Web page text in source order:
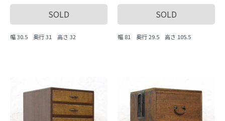
SOLD
幅 30.5 奥行 31 高さ 32
SOLD
幅 81 奥行 29.5 高さ 105.5